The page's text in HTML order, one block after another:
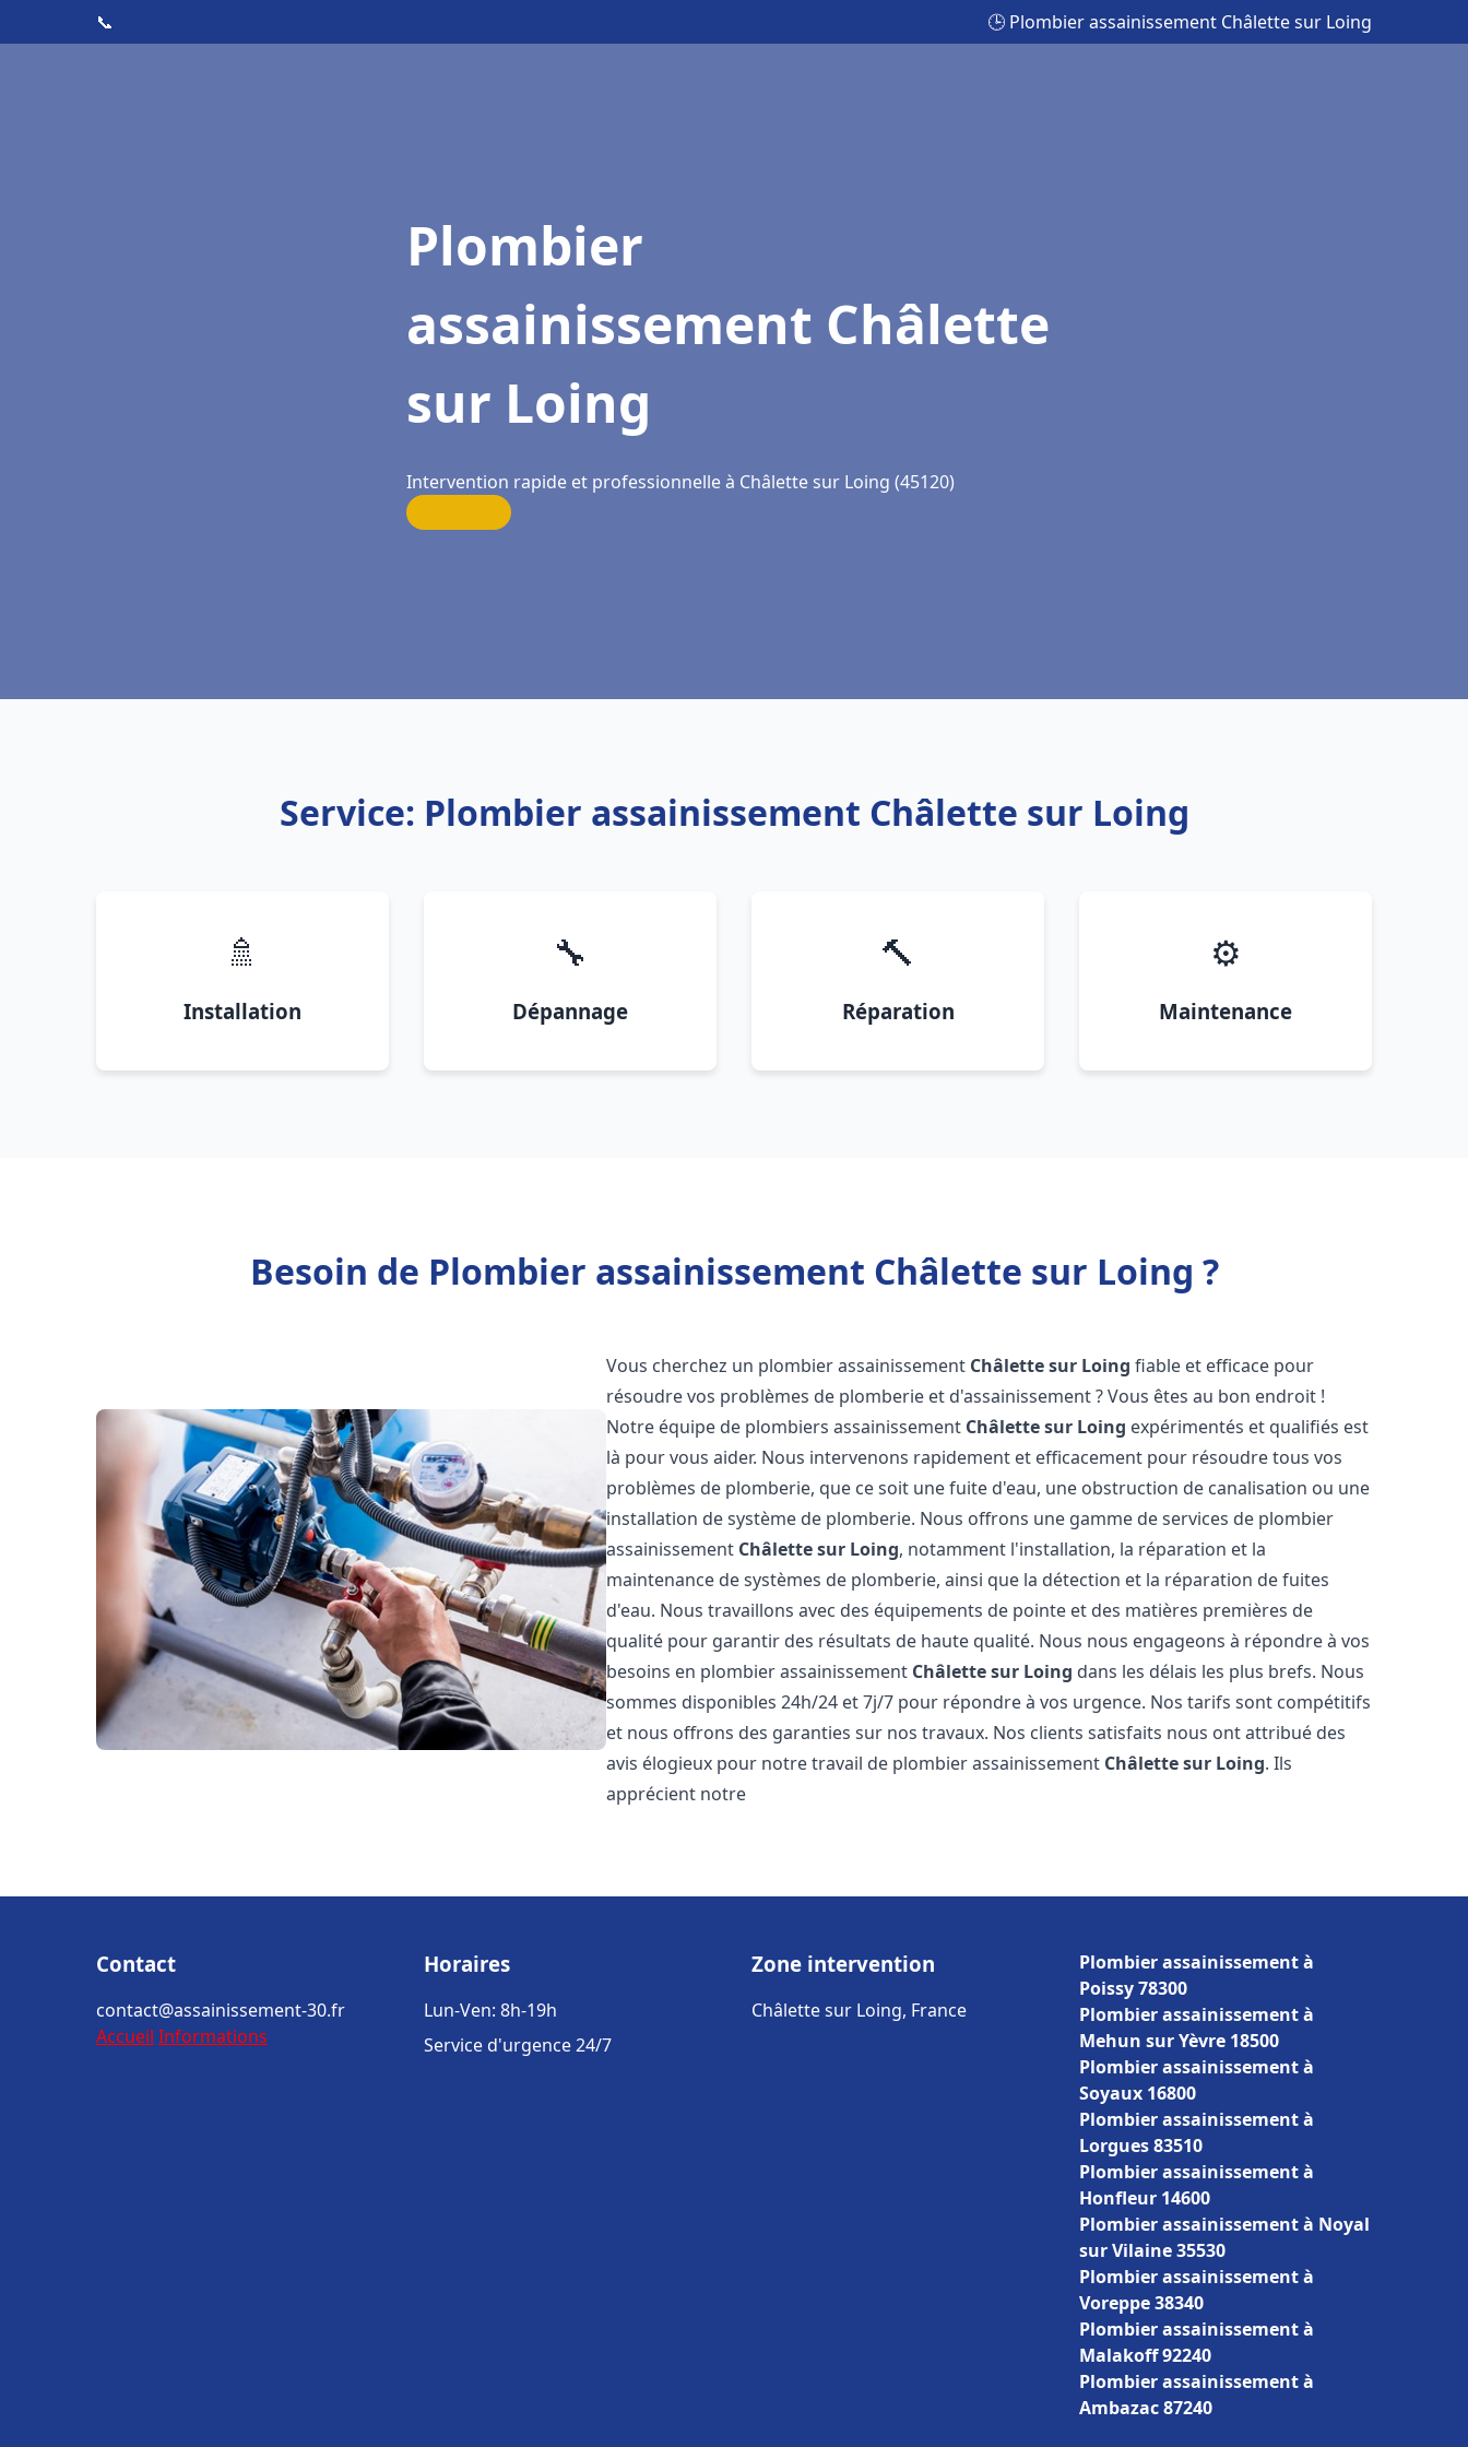
📞 🕒 Plombier assainissement Châlette sur Loing
Plombier
assainissement Châlette
sur Loing
Intervention rapide et professionnelle à Châlette sur Loing (45120)
Service: Plombier assainissement Châlette sur Loing
🚿
Installation
🔧
Dépannage
🔨
Réparation
⚙️
Maintenance
Besoin de Plombier assainissement Châlette sur Loing ?
Vous cherchez un plombier assainissement Châlette sur Loing fiable et efficace pour
résoudre vos problèmes de plomberie et d'assainissement ? Vous êtes au bon endroit !
Notre équipe de plombiers assainissement Châlette sur Loing expérimentés et qualifiés est
là pour vous aider. Nous intervenons rapidement et efficacement pour résoudre tous vos
problèmes de plomberie, que ce soit une fuite d'eau, une obstruction de canalisation ou une
installation de système de plomberie. Nous offrons une gamme de services de plombier
assainissement Châlette sur Loing, notamment l'installation, la réparation et la
maintenance de systèmes de plomberie, ainsi que la détection et la réparation de fuites
d'eau. Nous travaillons avec des équipements de pointe et des matières premières de
qualité pour garantir des résultats de haute qualité. Nous nous engageons à répondre à vos
besoins en plombier assainissement Châlette sur Loing dans les délais les plus brefs. Nous
sommes disponibles 24h/24 et 7j/7 pour répondre à vos urgence. Nos tarifs sont compétitifs
et nous offrons des garanties sur nos travaux. Nos clients satisfaits nous ont attribué des
avis élogieux pour notre travail de plombier assainissement Châlette sur Loing. Ils
apprécient notre
Contact
contact@assainissement-30.fr
Accueil Informations
Horaires
Lun-Ven: 8h-19h
Service d'urgence 24/7
Zone intervention
Châlette sur Loing, France
Plombier assainissement à
Poissy 78300
Plombier assainissement à
Mehun sur Yèvre 18500
Plombier assainissement à
Soyaux 16800
Plombier assainissement à
Lorgues 83510
Plombier assainissement à
Honfleur 14600
Plombier assainissement à Noyal
sur Vilaine 35530
Plombier assainissement à
Voreppe 38340
Plombier assainissement à
Malakoff 92240
Plombier assainissement à
Ambazac 87240